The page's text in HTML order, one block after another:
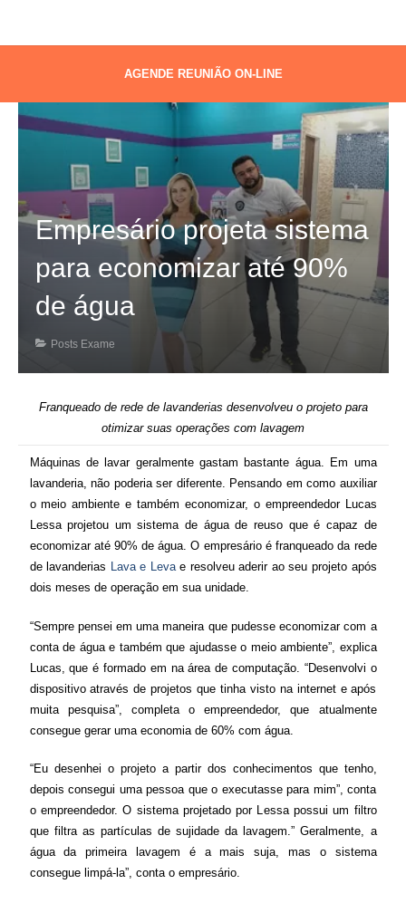
AGENDE REUNIÃO ON-LINE
Empresário projeta sistema
para economizar até 90%
de água
Posts Exame
Franqueado de rede de lavanderias desenvolveu o projeto para
otimizar suas operações com lavagem
Máquinas de lavar geralmente gastam bastante água. Em uma
lavanderia, não poderia ser diferente. Pensando em como auxiliar
o meio ambiente e também economizar, o empreendedor Lucas
Lessa projetou um sistema de água de reuso que é capaz de
economizar até 90% de água. O empresário é franqueado da rede
de lavanderias Lava e Levae resolveu aderir ao seu projeto após
dois meses de operação em sua unidade.
“Sempre pensei em uma maneira que pudesse economizar com a
conta de água e também que ajudasse o meio ambiente”, explica
Lucas, que é formado em na área de computação. “Desenvolvi o
dispositivo através de projetos que tinha visto na internet e após
muita pesquisa”, completa o empreendedor, que atualmente
consegue gerar uma economia de 60% com água.
“Eu desenhei o projeto a partir dos conhecimentos que tenho,
depois consegui uma pessoa que o executasse para mim”, conta
o empreendedor. O sistema projetado por Lessa possui um filtro
que filtra as partículas de sujidade da lavagem.” Geralmente, a
água da primeira lavagem é a mais suja, mas o sistema
consegue limpá-la”, conta o empresário.